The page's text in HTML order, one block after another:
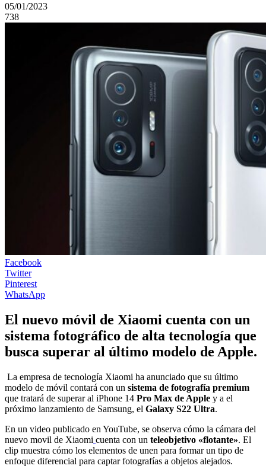
05/01/2023
738
Facebook
Twitter
Pinterest
WhatsApp
El nuevo móvil de Xiaomi cuenta con un
sistema fotográfico de alta tecnología que
busca superar al último modelo de Apple.
La empresa de tecnología Xiaomi ha anunciado que su último
modelo de móvil contará con un sistema de fotografía premium
que tratará de superar al iPhone 14 Pro Max de Apple y a el
próximo lanzamiento de Samsung, el Galaxy S22 Ultra.
En un video publicado en YouTube, se observa cómo la cámara del
nuevo movil de Xiaomi cuenta con un teleobjetivo «flotante». El
clip muestra cómo los elementos de unen para formar un tipo de
enfoque diferencial para captar fotografías a objetos alejados.